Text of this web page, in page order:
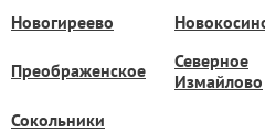
Новогиреево
Преображенское
Северное
Измайлово
Сокольники